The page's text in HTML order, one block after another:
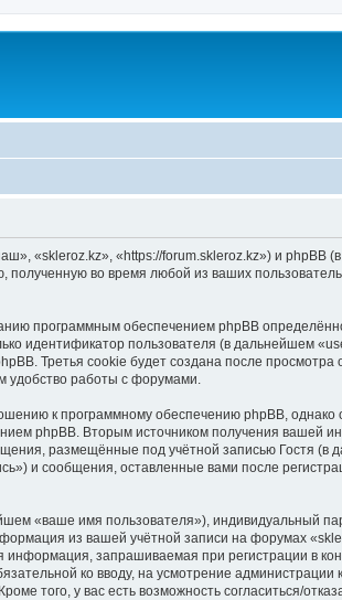
«skleroz.kz», «https://forum.skleroz.kz») и phpBB
во время любой из ваших
программным обеспечением phpBB
идентификатор пользователя (в дальнейшем
Третья cookie будет создана после
удобство работы с форумами.
к программному обеспечению phpBB, однако
phpBB. Вторым источником получения вашей
размещённые под учётной записью Гостя (в
и сообщения, оставленные вами после
«ваше имя пользователя»), индивидуальный
из вашей учётной записи на форумах
запрашиваемая при регистрации в
ко вводу, на усмотрение
того, у вас есть возможность согласиться/